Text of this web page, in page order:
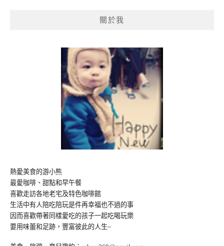
關於我
熱愛美食的游小熊
最愛咖啡、甜點和早午餐
喜歡走訪各地老宅及特色咖啡館
生活中有人陪吃陪玩是件再幸福也不過的事
因而喜歡帶著同樣愛吃的孩子一起吃喝玩樂
要用味蕾和足跡，豐富彼此的人生~